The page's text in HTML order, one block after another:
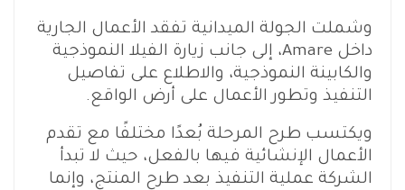
وشملت الجولة الميدانية تفقد الأعمال الجارية
داخل Amare، إلى جانب زيارة الفيلا النموذجية
والكابينة النموذجية، والاطلاع على تفاصيل
التنفيذ وتطور الأعمال على أرض الواقع.
ويكتسب طرح المرحلة بُعدًا مختلفًا مع تقدم
الأعمال الإنشائية فيها بالفعل، حيث لا تبدأ
الشركة عملية التنفيذ بعد طرح المنتج، وإنما